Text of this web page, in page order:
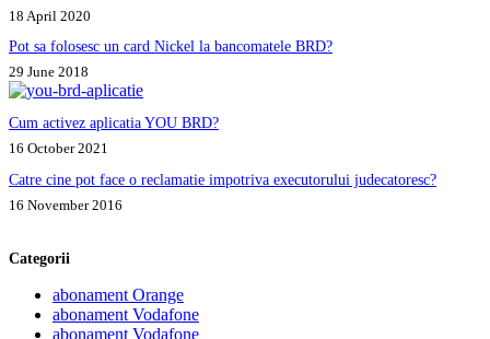
18 April 2020
Pot sa folosesc un card Nickel la bancomatele BRD?
29 June 2018
Cum activez aplicatia YOU BRD?
16 October 2021
Catre cine pot face o reclamatie impotriva executorului judecatoresc?
16 November 2016
Categorii
abonament Orange
abonament Vodafone
abonament Vodafone